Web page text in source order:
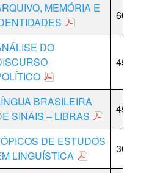
MEMÓRIA E
60
DO
45
BRASILEIRA
SINAIS – LIBRAS
45
DE ESTUDOS
LINGUÍSTICA
30